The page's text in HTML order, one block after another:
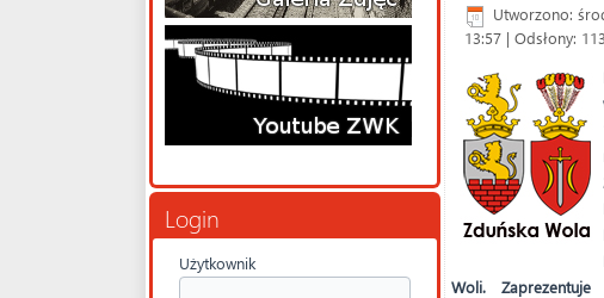
Login
Użytkownik
Utworzono:
13:57 | Odsłony:
Woli.